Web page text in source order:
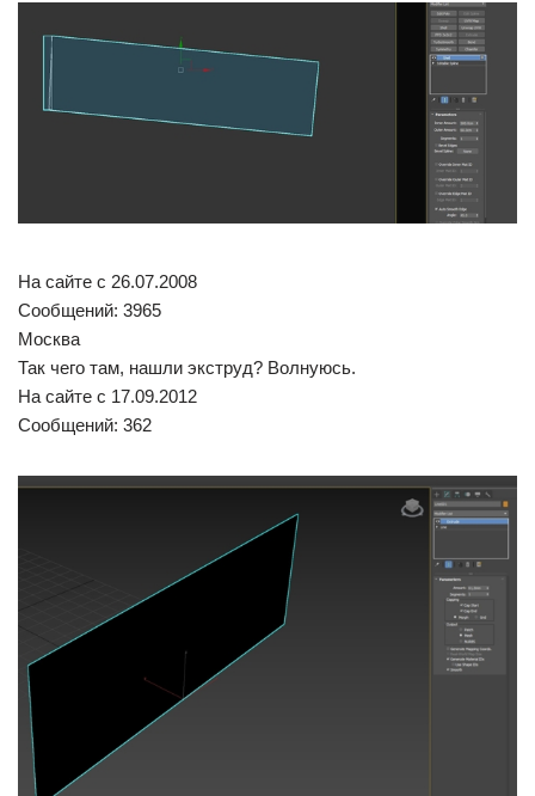
На сайте c 26.07.2008
Сообщений: 3965
Москва
Так чего там, нашли экструд? Волнуюсь.
На сайте c 17.09.2012
Сообщений: 362